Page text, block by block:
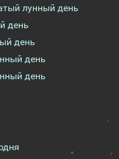
лунный день
день
день
день
день